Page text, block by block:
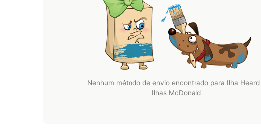
Nenhum método de envio encontrado para Ilha Heard
Ilhas McDonald